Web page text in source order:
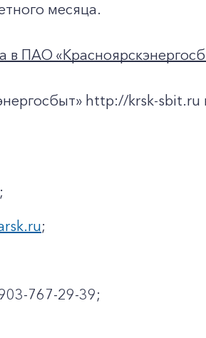
месяца.
в ПАО
http://krsk-sbit.ru
;
767-29-39;